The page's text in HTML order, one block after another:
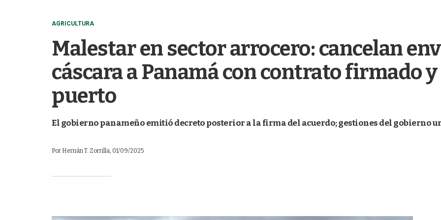
AGRICULTURA
Malestar en sector arrocero: cancelan
cáscara a Panamá con contrato firmado y
puerto
El gobierno panameño emitió decreto posterior a la firma del acuerdo; gestiones del gobierno
Por Hernán T. Zorrilla, 01/09/2025